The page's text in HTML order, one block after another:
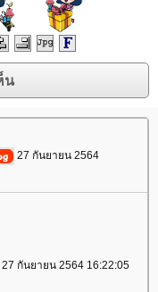
27 กันยายน 2564
27 กันยายน 2564 16:22:05